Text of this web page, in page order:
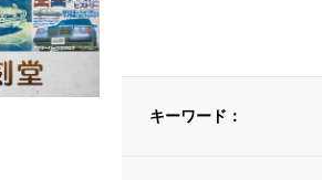
キーワード：